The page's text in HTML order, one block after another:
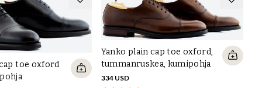
toe oxford
Yanko plain cap toe oxford,
tummanruskea, kumipohja
334 USD